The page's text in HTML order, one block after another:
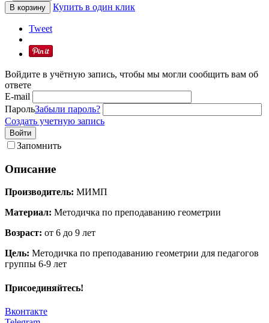
В корзину Купить в один клик
Tweet
Войдите в учётную запись, чтобы мы могли сообщить вам об
ответе
E-mail
ПарольЗабыли пароль?
Создать учетную запись
Войти
Запомнить
Описание
Производитель: МИМП
Материал: Методичка по преподаванию геометрии
Возраст: от 6 до 9 лет
Цель: Методичка по преподаванию геометрии для педагогов
группы 6-9 лет
Присоединяйтесь!
Вконтакте